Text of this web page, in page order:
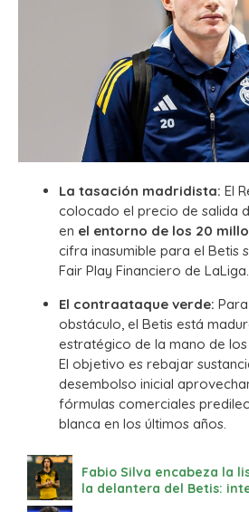
La tasación madridista: El
colocado el precio de salida
en el entorno de los 20
cifra inasumible para el Betis
Fair Play Financiero de LaLiga.
El contraataque verde:
obstáculo, el Betis está
estratégico de la mano de
El objetivo es rebajar
desembolso inicial
fórmulas comerciales
blanca en los últimos años.
Fabio Silva encabeza la
la delantera del Betis: